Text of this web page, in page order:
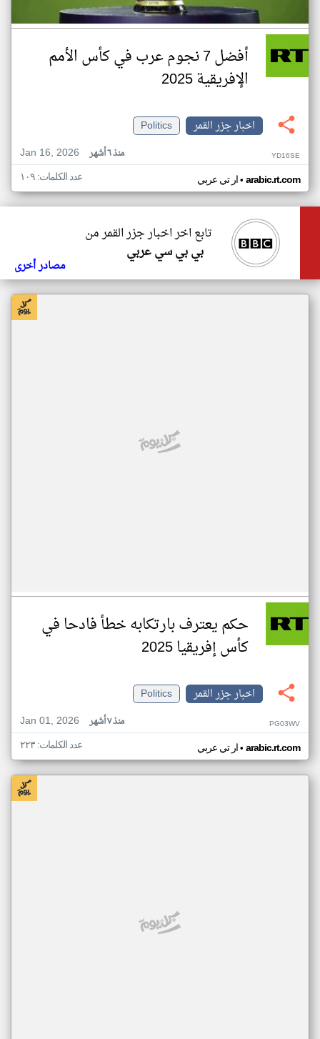
أفضل 7 نجوم عرب في كأس الأمم
الإفريقية 2025
اخبار جزر القمر
Politics
Jan 16, 2026
منذ ٦ أشهر YD16SE
ار تي عربي• arabic.rt.com عدد الكلمات: ١٠٩
تابع اخر اخبار جزر القمر من
بي بي سي عربي
مصادر أخرى
حكم يعترف بارتكابه خطأ فادحا في
كأس إفريقيا 2025
اخبار جزر القمر
Politics
Jan 01, 2026
منذ ٧ أشهر PG03WV
ار تي عربي• arabic.rt.com عدد الكلمات: ٢٢٣